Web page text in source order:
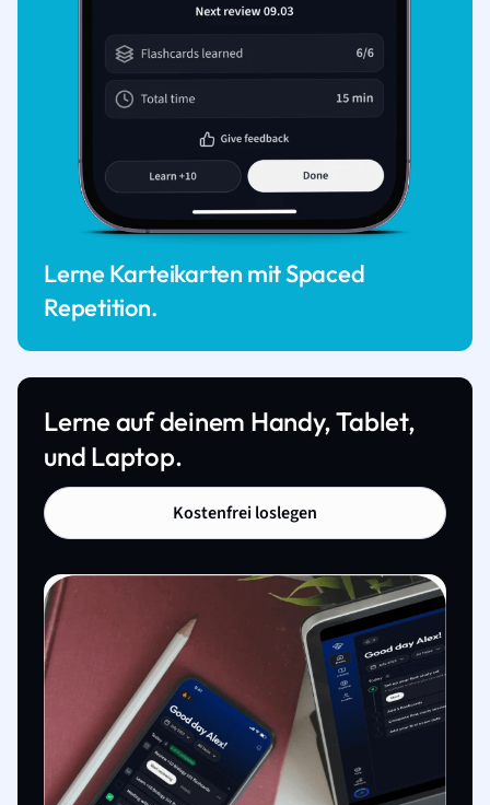
Lerne Karteikarten mit Spaced
Repetition.
Lerne auf deinem Handy, Tablet,
und Laptop.
Kostenfrei loslegen